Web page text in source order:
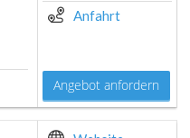
Anfahrt
Angebot anfordern